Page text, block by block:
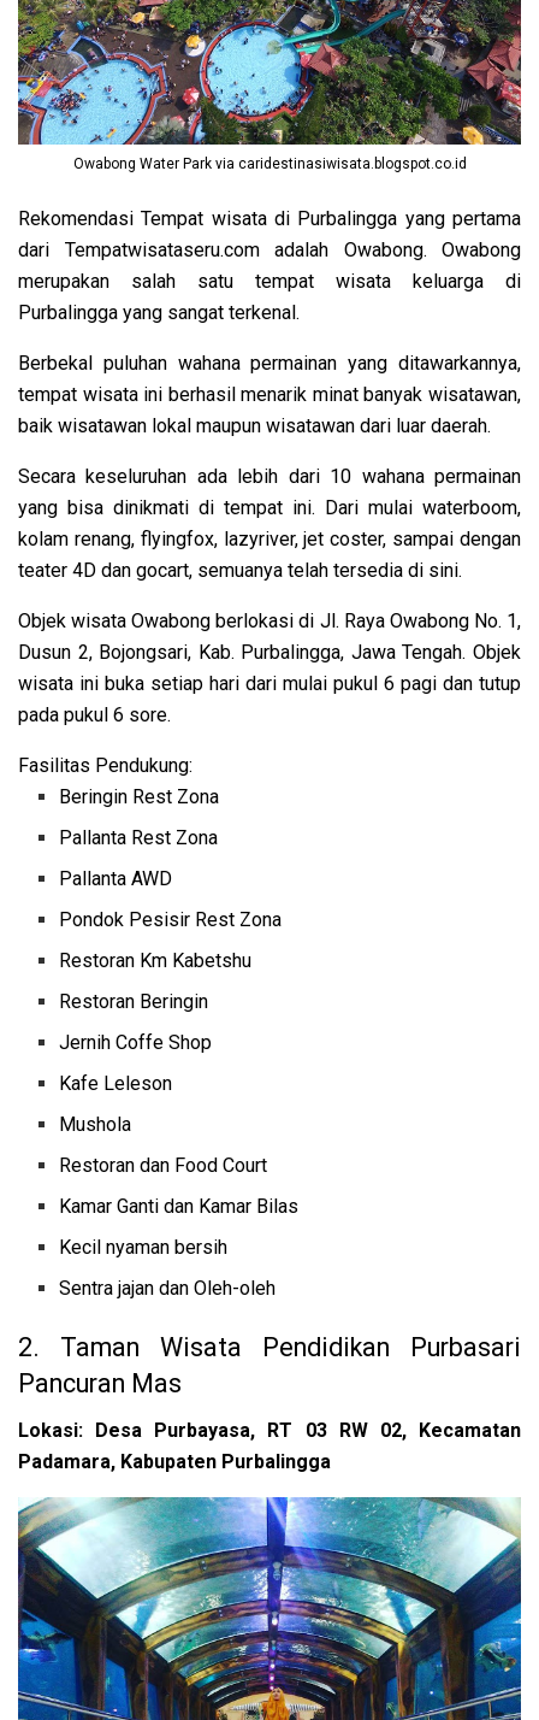
Owabong Water Park via caridestinasiwisata.blogspot.co.id
Rekomendasi Tempat wisata di Purbalingga yang pertama
dari Tempatwisataseru.com adalah Owabong. Owabong
merupakan salah satu tempat wisata keluarga di
Purbalingga yang sangat terkenal.
Berbekal puluhan wahana permainan yang ditawarkannya,
tempat wisata ini berhasil menarik minat banyak wisatawan,
baik wisatawan lokal maupun wisatawan dari luar daerah.
Secara keseluruhan ada lebih dari 10 wahana permainan
yang bisa dinikmati di tempat ini. Dari mulai waterboom,
kolam renang, flyingfox, lazyriver, jet coster, sampai dengan
teater 4D dan gocart, semuanya telah tersedia di sini.
Objek wisata Owabong berlokasi di Jl. Raya Owabong No. 1,
Dusun 2, Bojongsari, Kab. Purbalingga, Jawa Tengah. Objek
wisata ini buka setiap hari dari mulai pukul 6 pagi dan tutup
pada pukul 6 sore.
Fasilitas Pendukung:
Beringin Rest Zona
Pallanta Rest Zona
Pallanta AWD
Pondok Pesisir Rest Zona
Restoran Km Kabetshu
Restoran Beringin
Jernih Coffe Shop
Kafe Leleson
Mushola
Restoran dan Food Court
Kamar Ganti dan Kamar Bilas
Kecil nyaman bersih
Sentra jajan dan Oleh-oleh
2. Taman Wisata Pendidikan Purbasari
Pancuran Mas
Lokasi: Desa Purbayasa, RT 03 RW 02, Kecamatan
Padamara, Kabupaten Purbalingga